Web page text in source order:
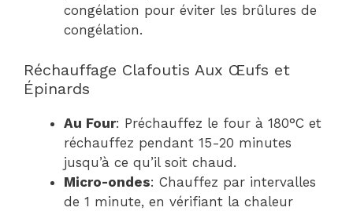
congélation pour éviter les brûlures de
congélation.
Réchauffage Clafoutis Aux Œufs et
Épinards
Au Four: Préchauffez le four à 180°C et
réchauffez pendant 15-20 minutes
jusqu’à ce qu’il soit chaud.
Micro-ondes: Chauffez par intervalles
de 1 minute, en vérifiant la chaleur